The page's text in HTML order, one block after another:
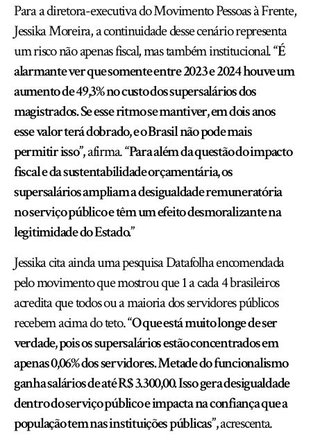
Para a diretora-executiva do Movimento Pessoas à Frente,
Jessika Moreira, a continuidade desse cenário representa
um risco não apenas fiscal, mas também institucional.“É
alarmante ver que somente entre 2023 e 2024 houve um
aumento de 49,3% no custo dos supersalários dos
magistrados. Se esse ritmo se mantiver, em dois anos
esse valor terá dobrado, e o Brasil não pode mais
permitir isso”,afirma.“Para além da questão do impacto
fiscal e da sustentabilidade orçamentária, os
supersalários ampliam a desigualdade remuneratória
no serviço público e têm um efeito desmoralizante na
legitimidade do Estado.”
Jessika cita ainda uma pesquisa Datafolha encomendada
pelo movimento que mostrou que 1 a cada 4 brasileiros
acredita que todos ou a maioria dos servidores públicos
recebem acima do teto.“O que está muito longe de ser
verdade, pois os supersalários estão concentrados em
apenas 0,06% dos servidores. Metade do funcionalismo
ganha salários de até R$ 3.300,00. Isso gera desigualdade
dentro do serviço público e impacta na confiança que a
população tem nas instituições públicas”,acrescenta.